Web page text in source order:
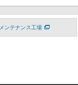
メンテナンス工場